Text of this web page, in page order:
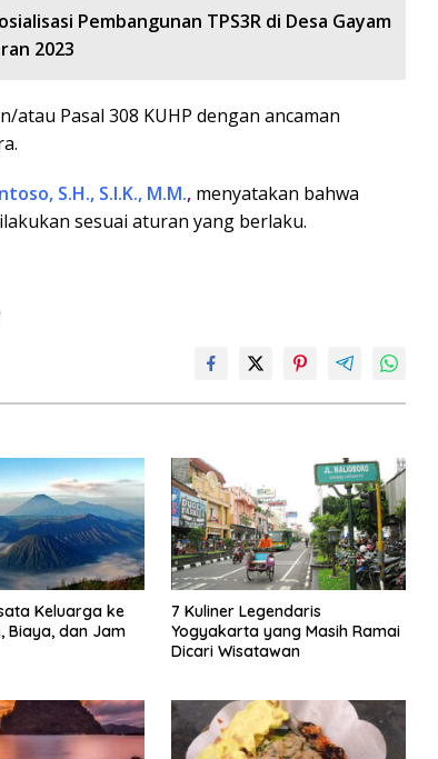
Pembangunan TPS3R di Desa Gayam
2023
atau Pasal 308 KUHP dengan ancaman
S.H., S.I.K., M.M., menyatakan bahwa
sesuai aturan yang berlaku.
Keluarga ke
Biaya, dan Jam
7 Kuliner Legendaris
Yogyakarta yang Masih Ramai
Dicari Wisatawan